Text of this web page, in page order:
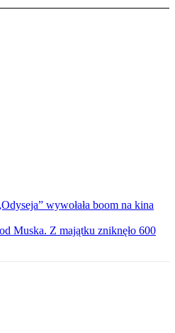
wywołała boom na kina
Muska. Z majątku zniknęło 600